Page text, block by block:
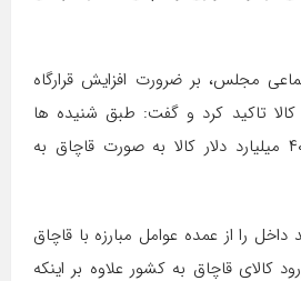
مجلس، بر ضرورت افزایش قرارگاه
کالا تاکید کرد و گفت: طبق شنیده ها
سالانه حدود ۲۵ تا ۴۰ میلیارد دلار کالا به صورت قاچاق به
را از عمده عوامل مبارزه با قاچاق
کالای قاچاق به کشور علاوه بر اینکه